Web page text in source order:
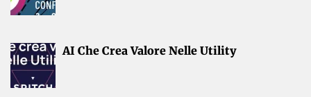
AI Che Crea Valore Nelle Utility